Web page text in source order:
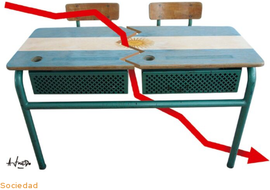
Sociedad